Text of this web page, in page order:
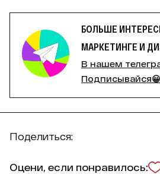
БОЛЬШЕ
МАРКЕТИНГЕ И
В нашем
Подписывайся😀
Поделиться:
Оцени, если понравилось: